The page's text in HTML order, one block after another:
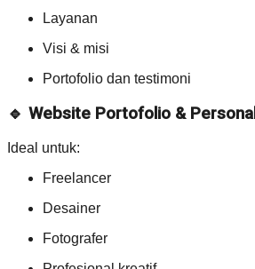
Layanan
Visi & misi
Portofolio dan testimoni
🔹 Website Portofolio &
Ideal untuk:
Freelancer
Desainer
Fotografer